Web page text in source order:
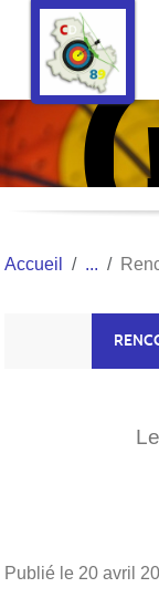
Accueil
Le
Publié le 20 avril
Panneau de